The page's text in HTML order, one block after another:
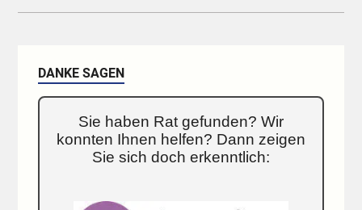
DANKE SAGEN
Sie haben Rat gefunden? Wir
konnten Ihnen helfen? Dann zeigen
Sie sich doch erkenntlich: